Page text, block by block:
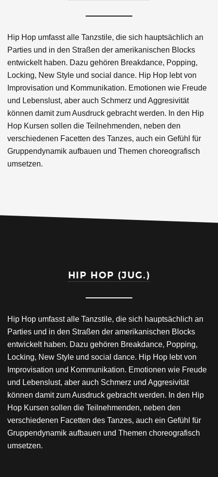
Hip Hop umfasst alle Tanzstile, die sich hauptsächlich an
Parties und in den Straßen der amerikanischen Blocks
entwickelt haben. Dazu gehören Breakdance, Popping,
Locking, New Style und social dance. Hip Hop lebt von
Improvisation und Kommunikation. Emotionen wie Freude
und Lebenslust, aber auch Schmerz und Aggresivität
können damit zum Ausdruck gebracht werden. In den Hip
Hop Kursen sollen die Teilnehmenden, neben den
verschiedenen Facetten des Tanzes, auch ein Gefühl für
Gruppendynamik aufbauen und Themen choreografisch
umsetzen.
HIP HOP (JUG.)
Hip Hop umfasst alle Tanzstile, die sich hauptsächlich an
Parties und in den Straßen der amerikanischen Blocks
entwickelt haben. Dazu gehören Breakdance, Popping,
Locking, New Style und social dance. Hip Hop lebt von
Improvisation und Kommunikation. Emotionen wie Freude
und Lebenslust, aber auch Schmerz und Aggresivität
können damit zum Ausdruck gebracht werden. In den Hip
Hop Kursen sollen die Teilnehmenden, neben den
verschiedenen Facetten des Tanzes, auch ein Gefühl für
Gruppendynamik aufbauen und Themen choreografisch
umsetzen.